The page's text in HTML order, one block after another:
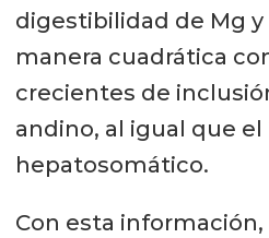
digestibilidad de Mg
manera cuadrática
crecientes de
andino, al igual que
hepatosomático.
Con esta